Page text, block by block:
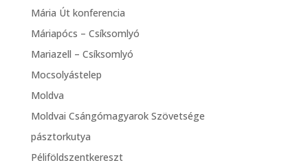
Mária Út konferencia
Máriapócs – Csíksomlyó
Mariazell – Csíksomlyó
Mocsolyástelep
Moldva
Moldvai Csángómagyarok Szövetsége
pásztorkutya
Péliföldszentkereszt